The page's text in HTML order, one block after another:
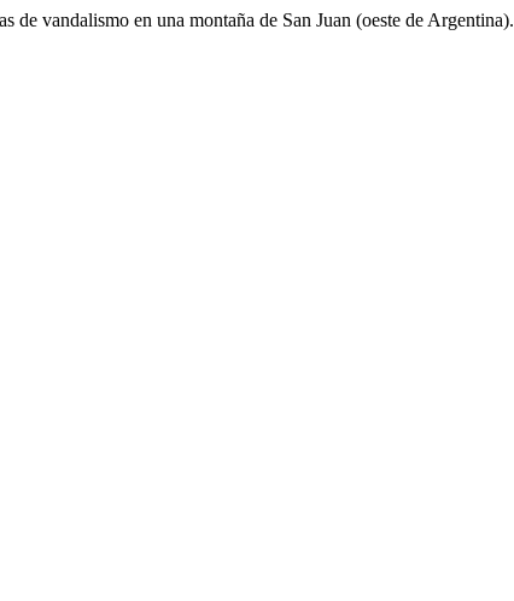
vandalismo en una montaña de San Juan (oeste de Argentina).